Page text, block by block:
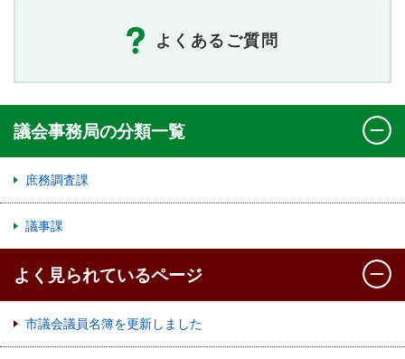
よくあるご質問
議会事務局の分類一覧
庶務調査課
議事課
よく見られているページ
市議会議員名簿を更新しました